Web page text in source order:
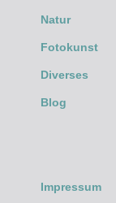
Natur
Fotokunst
Diverses
Blog
Impressum